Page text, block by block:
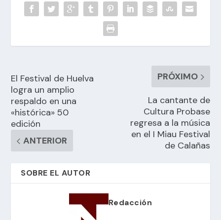
El Festival de Huelva
logra un amplio
respaldo en una
«histórica» 50
edición
ANTERIOR
PRÓXIMO
La cantante de
Cultura Probase
regresa a la música
en el I Miau Festival
de Calañas
SOBRE EL AUTOR
Redacción